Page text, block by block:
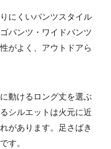
にくいパンツスタイル
パンツ・ワイドパンツ
がよく、アウトドアら
動けるロング丈を選ぶ
シルエットは火元に近
があります。足さばき
す。